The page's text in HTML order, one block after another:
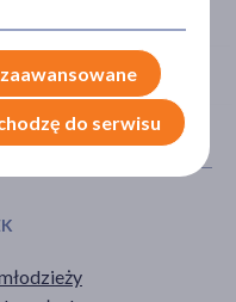
do serwisu